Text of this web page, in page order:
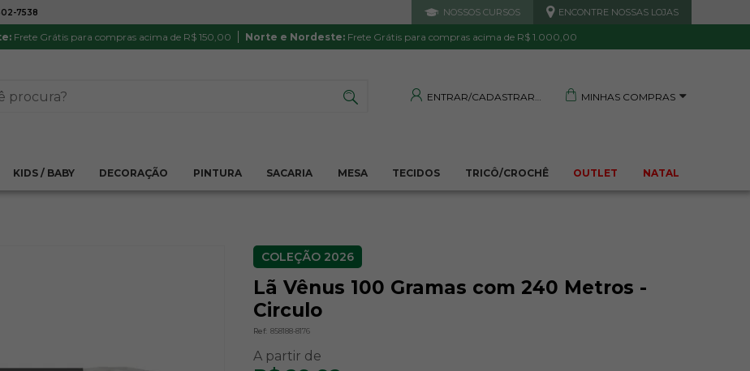
7538 NOSSOS CURSOS ENCONTRE NOSSAS LOJAS
Frete Grátis para compras acima de R$ 150,00 Norte e Nordeste:Frete Grátis para compras acima de R$ 1.000,00
ENTRAR/CADASTRAR MINHAS COMPRAS
KIDS / BABY DECORAÇÃO PINTURA SACARIA MESA TECIDOS TRICÔ/CROCHÊ OUTLET NATAL
PIX Parcela mínima R$ 20,00
PRODUTO DE QUALIDADE
Satisfação Garantida
TRANQUILIDADE E PROTEÇÃO
COLEÇÃO 2026
Lã Vênus 100 Gramas com 240 Metros -
Circulo
Ref: 858188-8176